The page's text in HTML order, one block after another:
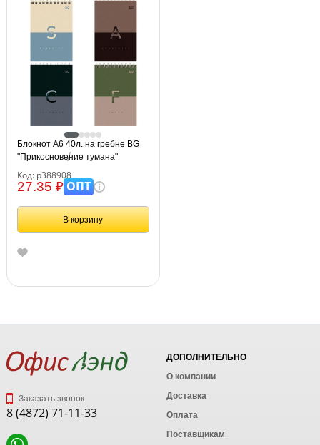
Блокнот А6 40л. на гребне BG
"Прикосновение тумана"
Код: р388908
27.35 ₽ОПТ
В корзину
Заказать звонок
8 (4872) 71-11-33
ДОПОЛНИТЕЛЬНО
О компании
Доставка
Оплата
Поставщикам